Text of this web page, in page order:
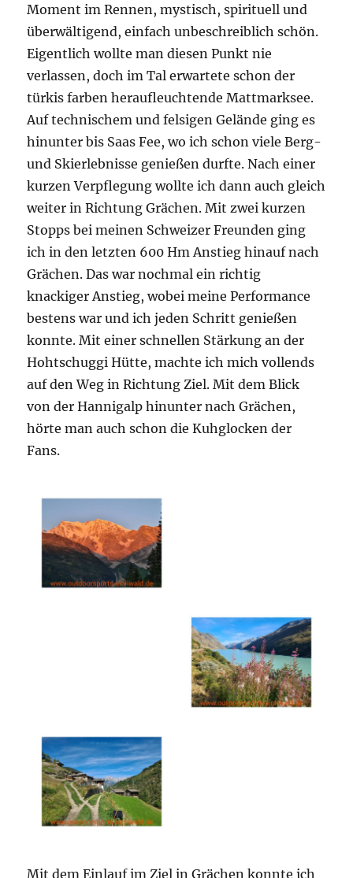
Moment im Rennen, mystisch, spirituell und
überwältigend, einfach unbeschreiblich schön.
Eigentlich wollte man diesen Punkt nie
verlassen, doch im Tal erwartete schon der
türkis farben heraufleuchtende Mattmarksee.
Auf technischem und felsigen Gelände ging es
hinunter bis Saas Fee, wo ich schon viele Berg-
und Skierlebnisse genießen durfte. Nach einer
kurzen Verpflegung wollte ich dann auch gleich
weiter in Richtung Grächen. Mit zwei kurzen
Stopps bei meinen Schweizer Freunden ging
ich in den letzten 600 Hm Anstieg hinauf nach
Grächen. Das war nochmal ein richtig
knackiger Anstieg, wobei meine Performance
bestens war und ich jeden Schritt genießen
konnte. Mit einer schnellen Stärkung an der
Hohtschuggi Hütte, machte ich mich vollends
auf den Weg in Richtung Ziel. Mit dem Blick
von der Hannigalp hinunter nach Grächen,
hörte man auch schon die Kuhglocken der
Fans.
Mit dem Einlauf im Ziel in Grächen konnte ich